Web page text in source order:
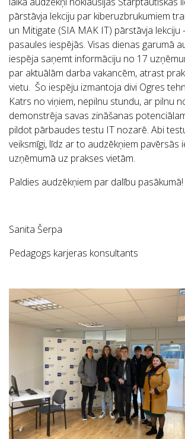
pārstāvja lekciju par kiberuzbrukumiem
un Mitigate (SIA MAK IT) pārstāvja lekciju
pasaules iespējās. Visas dienas garumā
iespēja saņemt informāciju no 17
par aktuālām darba vakancēm, atrast
vietu. Šo iespēju izmantoja divi Ogres
Katrs no viņiem, nepilnu stundu, ar pilnu
demonstrēja savas zināšanas
pildot pārbaudes testu IT nozarē. Abi
veiksmīgi, līdz ar to audzēkņiem pavērsās
uzņēmumā uz prakses vietām.
Paldies audzēkņiem par dalību pasākumā!
Sanita Šerpa
Pedagogs karjeras konsultants